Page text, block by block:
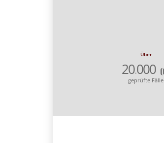
Über
20.000
geprüfte Fälle